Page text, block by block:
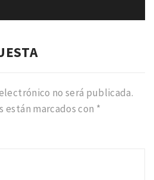
no será publicada.
están marcados con *